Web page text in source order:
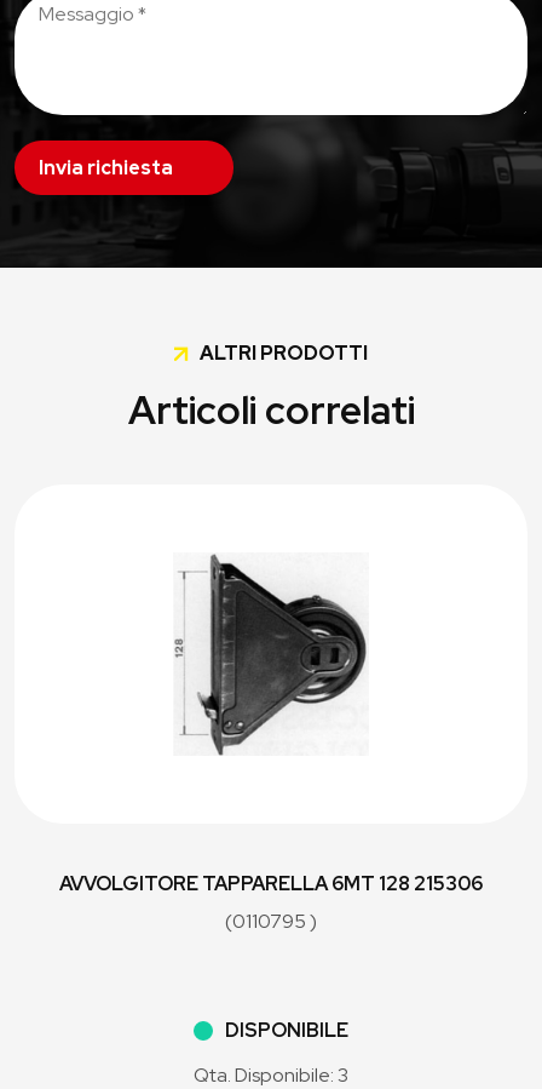
Invia richiesta
ALTRI PRODOTTI
Articoli correlati
AVVOLGITORE TAPPARELLA 6MT 128 215306
(0110795 )
DISPONIBILE
Qta. Disponibile: 3